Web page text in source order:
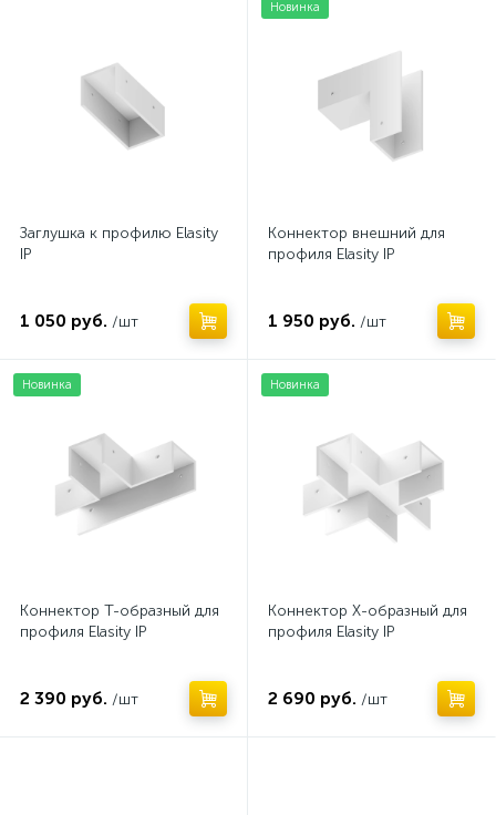
Заглушка к профилю Elasity
IP
1 050 руб. /шт
Новинка
Коннектор внешний для
профиля Elasity IP
1 950 руб. /шт
Новинка
Коннектор T-образный для
профиля Elasity IP
2 390 руб. /шт
Новинка
Коннектор X-образный для
профиля Elasity IP
2 690 руб. /шт